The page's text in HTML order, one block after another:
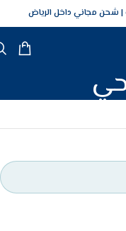
شحن مجاني داخل الرياض